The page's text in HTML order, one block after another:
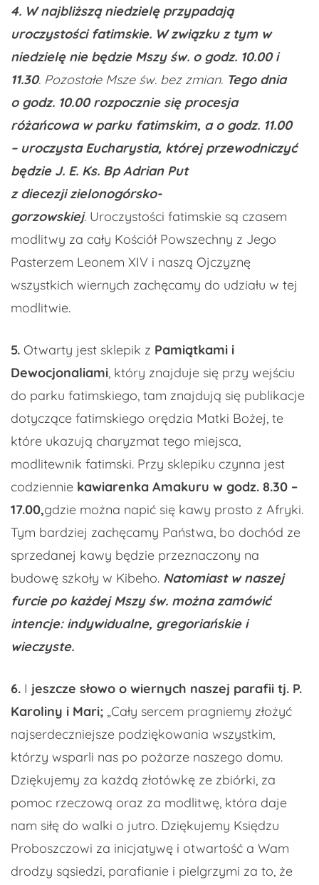
4. W najbliższą niedzielę przypadają
uroczystości fatimskie. W związku z tym w
niedzielę nie będzie Mszy św. o godz. 10.00 i
11.30. Pozostałe Msze św. bez zmian. Tego dnia
o godz. 10.00 rozpocznie się procesja
różańcowa w parku fatimskim, a o godz. 11.00
– uroczysta Eucharystia, której przewodniczyć
będzie J. E. Ks. Bp Adrian Put
z diecezji zielonogórsko-
gorzowskiej. Uroczystości fatimskie są czasem
modlitwy za cały Kościół Powszechny z Jego
Pasterzem Leonem XIV i naszą Ojczyznę
wszystkich wiernych zachęcamy do udziału w tej
modlitwie.
5. Otwarty jest sklepik z Pamiątkami i
Dewocjonaliami, który znajduje się przy wejściu
do parku fatimskiego, tam znajdują się publikacje
dotyczące fatimskiego orędzia Matki Bożej, te
które ukazują charyzmat tego miejsca,
modlitewnik fatimski. Przy sklepiku czynna jest
codziennie kawiarenka Amakuru w godz. 8.30 –
17.00,gdzie można napić się kawy prosto z Afryki.
Tym bardziej zachęcamy Państwa, bo dochód ze
sprzedanej kawy będzie przeznaczony na
budowę szkoły w Kibeho. Natomiast w naszej
furcie po każdej Mszy św. można zamówić
intencje: indywidualne, gregoriańskie i
wieczyste.
6. I jeszcze słowo o wiernych naszej parafii tj. P.
Karoliny i Mari; „Cały sercem pragniemy złożyć
najserdeczniejsze podziękowania wszystkim,
którzy wsparli nas po pożarze naszego domu.
Dziękujemy za każdą złotówkę ze zbiórki, za
pomoc rzeczową oraz za modlitwę, która daje
nam siłę do walki o jutro. Dziękujemy Księdzu
Proboszczowi za inicjatywę i otwartość a Wam
drodzy sąsiedzi, parafianie i pielgrzymi za to, że